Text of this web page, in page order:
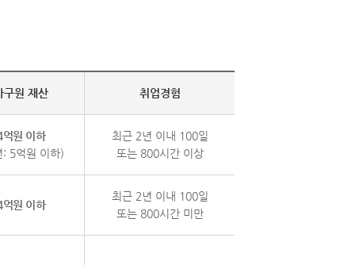
구원 재산 취업경험
억원 이하
: 5억원 이하)
최근 2년 이내 100일
또는 800시간이상
억원 이하
최근 2년 이내 100일
또는 800시간미만